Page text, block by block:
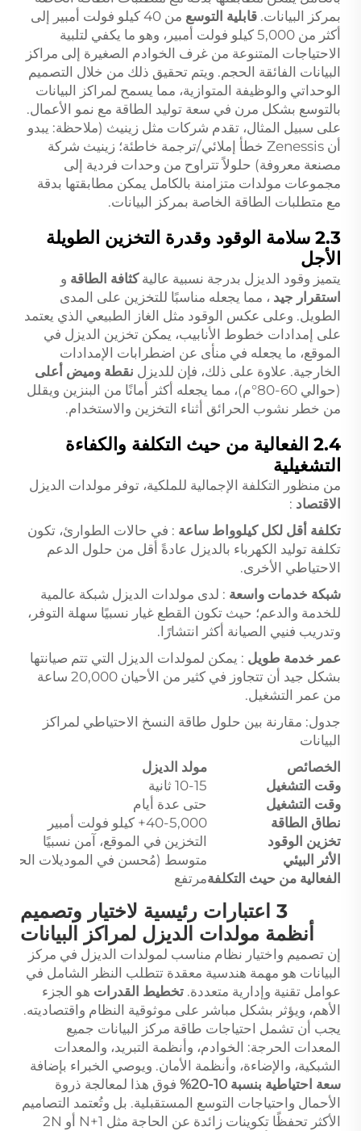
بمركز البيانات. قابلية التوسع
من 40 كيلو فولت أمبير إلى
أكثر من 5,000 كيلو فولت أمبير، وهو ما يكفي لتلبية
الاحتياجات المتنوعة من غرف الخوادم الصغيرة إلى مراكز
البيانات الفائقة الحجم. ويتم تحقيق ذلك من خلال التصميم
الوحداتي والوظيفة المتوازية، مما يسمح لمراكز البيانات
بالتوسع بشكل مرن في سعة توليد الطاقة مع نمو الأعمال.
على سبيل المثال، تقدم شركات مثل زينيث (ملاحظة: يبدو
أن Zenessis خطأ إملائي/ترجمة خاطئة؛ زينيث شركة
مصنعة معروفة) حلولاً تتراوح من وحدات فردية إلى
مجموعات مولدات متزامنة بالكامل يمكن مطابقتها بدقة
مع متطلبات الطاقة الخاصة بمركز البيانات.
2.3 سلامة الوقود وقدرة التخزين الطويلة
الأجل
يتميز وقود الديزل بدرجة نسبية عاليةكثافة الطاقة و
استقرار جيد ، مما يجعله مناسبًا للتخزين على المدى
الطويل. وعلى عكس الوقود مثل الغاز الطبيعي الذي يعتمد
على إمدادات خطوط الأنابيب، يمكن تخزين الديزل في
الموقع، ما يجعله في منأى عن اضطرابات الإمدادات
الخارجية. علاوة على ذلك، فإن للديزل نقطة وميض أعلى
(حوالي 60-80°م)، مما يجعله أكثر أمانًا من البنزين ويقلل
من خطر نشوب الحرائق أثناء التخزين والاستخدام.
2.4 الفعالية من حيث التكلفة والكفاءة
التشغيلية
من منظور التكلفة الإجمالية للملكية، توفر مولدات الديزل
الاقتصاد :
تكلفة أقل لكل كيلوواط ساعة : في حالات الطوارئ، تكون
تكلفة توليد الكهرباء بالديزل عادةً أقل من حلول الدعم
الاحتياطي الأخرى.
شبكة خدمات واسعة : لدى مولدات الديزل شبكة عالمية
للخدمة والدعم؛ حيث تكون القطع غيار نسبيًا سهلة التوفر،
وتدريب فنيي الصيانة أكثر انتشارًا.
عمر خدمة طويل : يمكن لمولدات الديزل التي تتم صيانتها
بشكل جيد أن تتجاوز في كثير من الأحيان 20,000 ساعة
من عمر التشغيل.
جدول: مقارنة بين حلول طاقة النسخ الاحتياطي لمراكز
البيانات
الخصائص
مولد الديزل
وقت التشغيل
10-15 ثانية
وقت التشغيل
حتى عدة أيام
نطاق الطاقة
40-5,000+ كيلو فولت أمبير
تخزين الوقود
التخزين في الموقع، آمن نسبيًا
الأثر البيئي
متوسط (مُحسن في الموديلات
الفعالية من حيث التكلفةمرتفع
3 اعتبارات رئيسية لاختيار وتصميم
أنظمة مولدات الديزل لمراكز البيانات
إن تصميم واختيار نظام مناسب لمولدات الديزل في مركز
البيانات هو مهمة هندسية معقدة تتطلب النظر الشامل في
عوامل تقنية وإدارية متعددة. تخطيط القدرات هو الجزء
الأهم، ويؤثر بشكل مباشر على موثوقية النظام واقتصاديته.
يجب أن تشمل احتياجات طاقة مركز البيانات جميع
المعدات الحرجة: الخوادم، وأنظمة التبريد، والمعدات
الشبكية، والإضاءة، وأنظمة الأمان. ويوصي الخبراء بإضافة
سعة احتياطية بنسبة 10-20%
فوق هذا لمعالجة ذروة
الأحمال واحتياجات التوسع المستقبلية. بل وتُعتمد التصاميم
الأكثر تحفظًا تكوينات زائدة عن الحاجة مثل N+1 أو 2N